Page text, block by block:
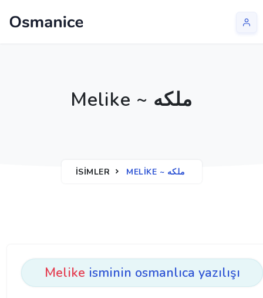
Melike ~ ملكه
İSIMLER MELIKE ~ ملكه
Melike isminin osmanlıca yazılışı